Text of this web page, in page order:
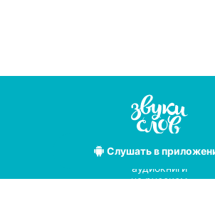
Слушатьв
Лучшие
аудиокниги
на русском